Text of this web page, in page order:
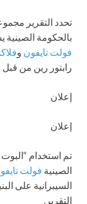
تحدد التقرير
بالحكومة
فولت تايفون و
رابتور رين من
إعلان
إعلان
تم استخدام
الصينية فولت
السيبرانية على
التقرير.